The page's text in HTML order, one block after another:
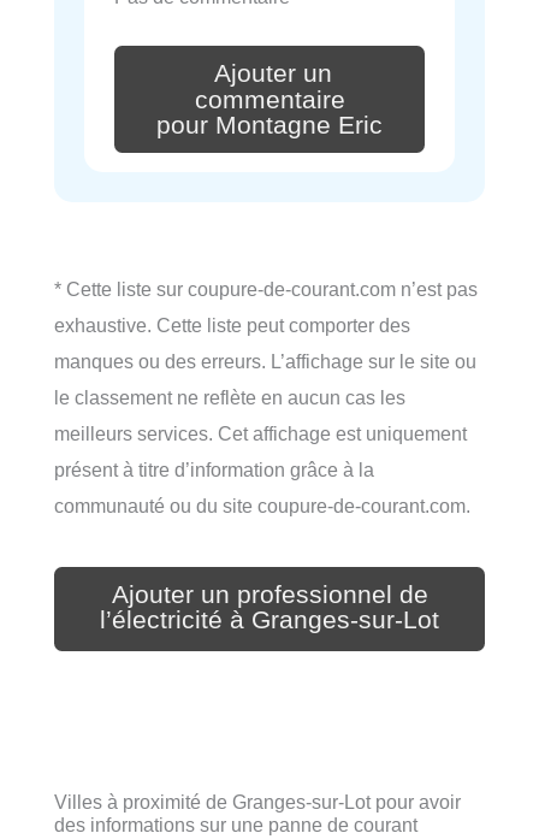
Ajouter un
commentaire
pour Montagne Eric
* Cette liste sur coupure-de-courant.com n’est pas
exhaustive. Cette liste peut comporter des
manques ou des erreurs. L’affichage sur le site ou
le classement ne reflète en aucun cas les
meilleurs services. Cet affichage est uniquement
présent à titre d’information grâce à la
communauté ou du site coupure-de-courant.com.
Ajouter un professionnel de
l’électricité à Granges-sur-Lot
Villes à proximité de Granges-sur-Lot pour avoir
des informations sur une panne de courant